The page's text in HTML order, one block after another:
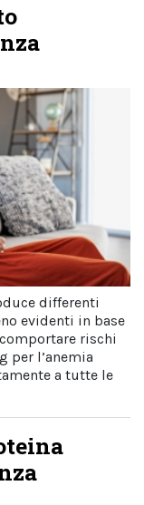
differenti
evidenti in base
rischi
per l’anemia
a tutte le